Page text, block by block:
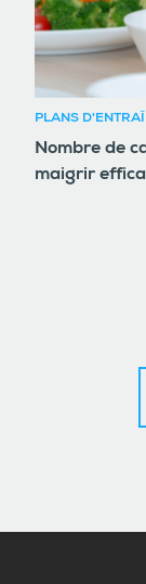
PLANS
Nombre de
maigrir